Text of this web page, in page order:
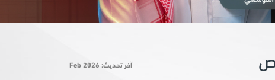
آخر تحديث: Feb 2026